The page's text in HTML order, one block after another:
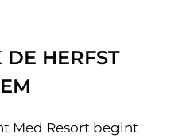
HERFST
Med Resort begint